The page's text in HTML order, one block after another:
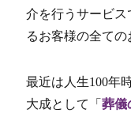
介を行うサービ
るお客様の全ての
最近は人生100年
大成として「 葬儀